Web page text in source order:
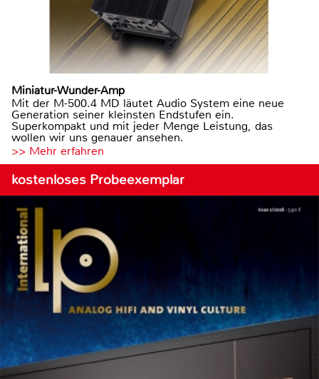
Miniatur-Wunder-Amp
Mit der M-500.4 MD läutet Audio System eine neue
Generation seiner kleinsten Endstufen ein.
Superkompakt und mit jeder Menge Leistung, das
wollen wir uns genauer ansehen.
>> Mehr erfahren
kostenloses Probeexemplar